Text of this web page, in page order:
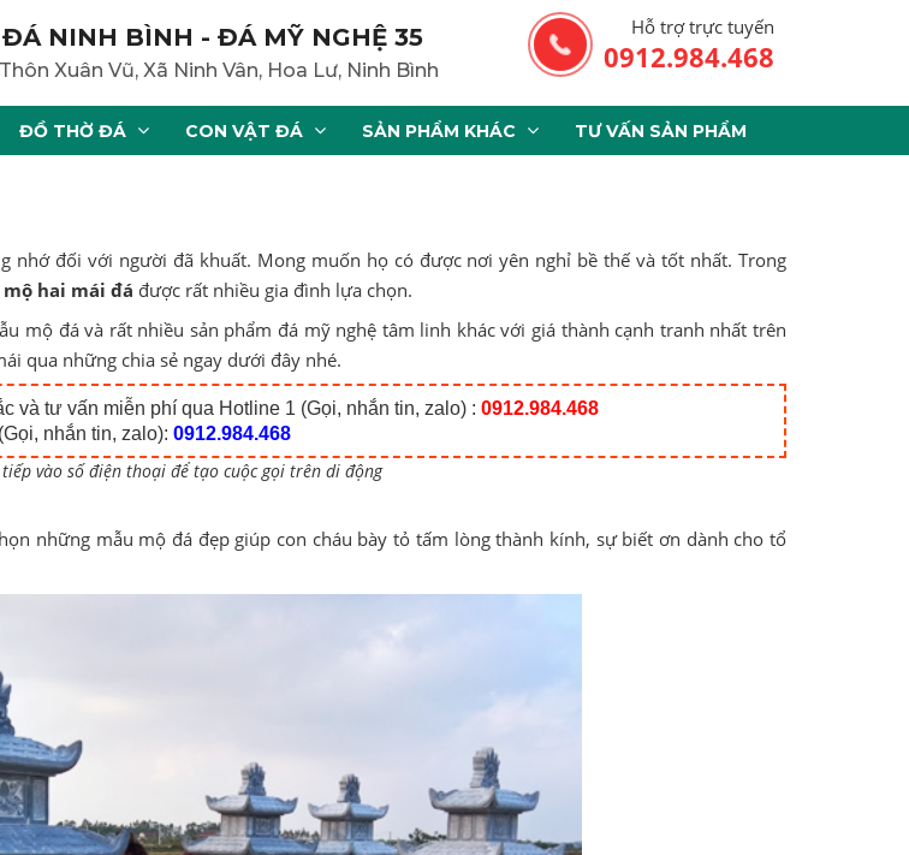
NINH BÌNH - ĐÁ MỸ NGHỆ 35
Xuân Vũ, Xã Ninh Vân, Hoa Lư, Ninh Bình
Hỗ trợ trực tuyến
0912.984.468
ĐỒ THỜ ĐÁ CON VẬT ĐÁ SẢN PHẨM KHÁC TƯ VẤN SẢN PHẨM
nhớ đối với người đã khuất. Mong muốn họ có được nơi yên nghỉ bề thế và tốt nhất. Trong
mộ hai mái đá được rất nhiều gia đình lựa chọn.
mộ đá và rất nhiều sản phẩm đá mỹ nghệ tâm linh khác với giá thành cạnh tranh nhất trên
qua những chia sẻ ngay dưới đây nhé.
và tư vấn miễn phí qua Hotline 1 (Gọi, nhắn tin, zalo) : 0912.984.468
nhắn tin, zalo): 0912.984.468
vào số điện thoại để tạo cuộc gọi trên di động
những mẫu mộ đá đẹp giúp con cháu bày tỏ tấm lòng thành kính, sự biết ơn dành cho tổ